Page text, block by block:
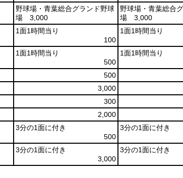
野球場・青葉総合グランド野球
場 3,000
野球場・青葉総合
場 3,000
1面1時間当り
100
1面1時間当り
1面1時間当り
500
1面1時間当り
500
3,000
300
2,000
3分の1面に付き
500
3分の1面に付き
3分の1面に付き
3,000
3分の1面に付き